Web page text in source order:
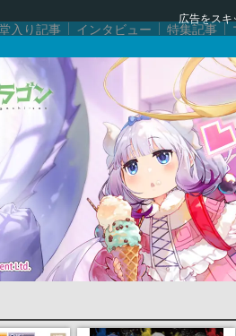
広告をスキ
入り記事 インタビュー 特集記事